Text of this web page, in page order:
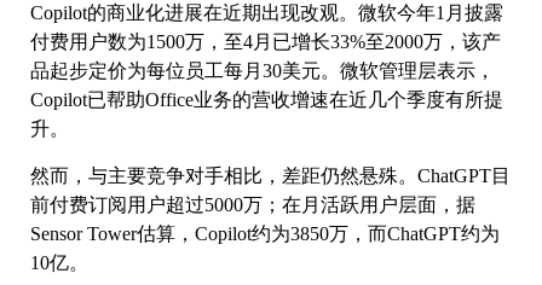
Copilot的商业化进展在近期出现改观。微软今年1月披露
付费用户数为1500万，至4月已增长33%至2000万，该产
品起步定价为每位员工每月30美元。微软管理层表示，
Copilot已帮助Office业务的营收增速在近几个季度有所提
升。
然而，与主要竞争对手相比，差距仍然悬殊。ChatGPT目
前付费订阅用户超过5000万；在月活跃用户层面，据
Sensor Tower估算，Copilot约为3850万，而ChatGPT约为
10亿。